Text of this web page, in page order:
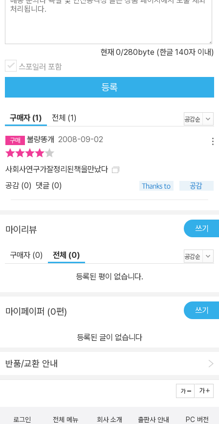
현재 0/280byte (한글 140자 이내)
스포일러 포함
등록
구매자 (1) 전체 (1)
불량똥개 2008-09-02
사회사연구가잘정리된책을만났다
공감 (0) 댓글 (0)
마이리뷰 쓰기
구매자 (0) 전체 (0)
등록된 평이 없습니다.
마이페이퍼 (0편) 쓰기
등록된 글이 없습니다
반품/교환 안내
로그인 전체 메뉴 회사 소개 출판사 안내 PC 버전